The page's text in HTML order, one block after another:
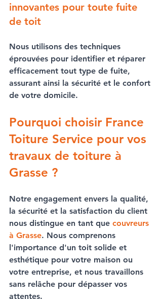
innovantes pour toute fuite
de toit
Nous utilisons des techniques
éprouvées pour identifier et réparer
efficacement tout type de fuite,
assurant ainsi la sécurité et le confort
de votre domicile.
Pourquoi choisir France
Toiture Service pour vos
travaux de toiture à
Grasse ?
Notre engagement envers la qualité,
la sécurité et la satisfaction du client
nous distingue en tant que couvreurs
à Grasse. Nous comprenons
l'importance d'un toit solide et
esthétique pour votre maison ou
votre entreprise, et nous travaillons
sans relâche pour dépasser vos
attentes.